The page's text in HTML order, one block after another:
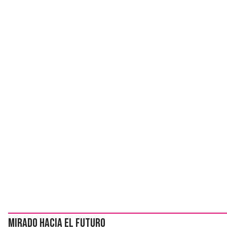
Mirado hacia el futuro